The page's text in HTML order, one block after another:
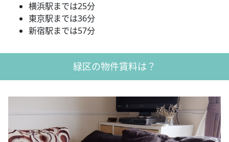
横浜駅までは25分
東京駅までは36分
新宿駅までは57分
緑区の物件賃料は？